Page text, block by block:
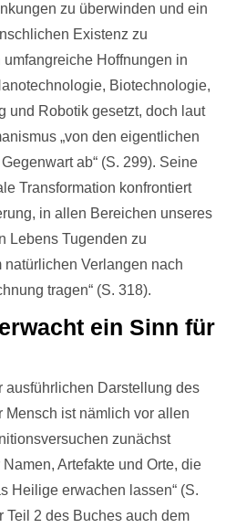
zu überwinden und ein
Existenz zu
Hoffnungen in
Biotechnologie,
und Robotik gesetzt, doch laut
„von den eigentlichen
ab“ (S. 299). Seine
Transformation konfrontiert
in allen Bereichen unseres
Lebens Tugenden zu
natürlichen Verlangen nach
tragen“ (S. 318).
ein Sinn für
ausführlichen Darstellung des
Mensch ist nämlich vor allen
zunächst
Artefakte und Orte, die
Heilige erwachen lassen“ (S.
Teil 2 des Buches auch dem